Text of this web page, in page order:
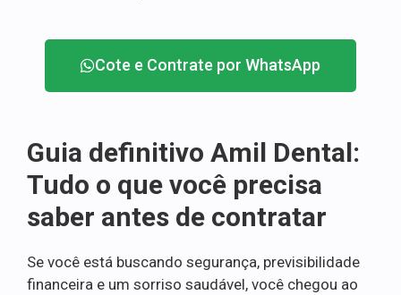
Cote e Contrate por WhatsApp
Guia definitivo Amil Dental:
Tudo o que você precisa
saber antes de contratar
Se você está buscando segurança, previsibilidade
financeira e um sorriso saudável, você chegou ao